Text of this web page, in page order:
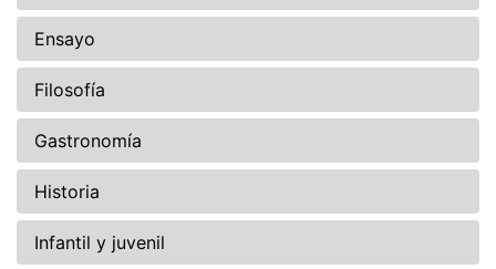
Ensayo
Filosofía
Gastronomía
Historia
Infantil y juvenil